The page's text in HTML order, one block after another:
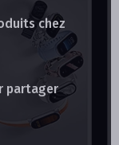
chez
partager